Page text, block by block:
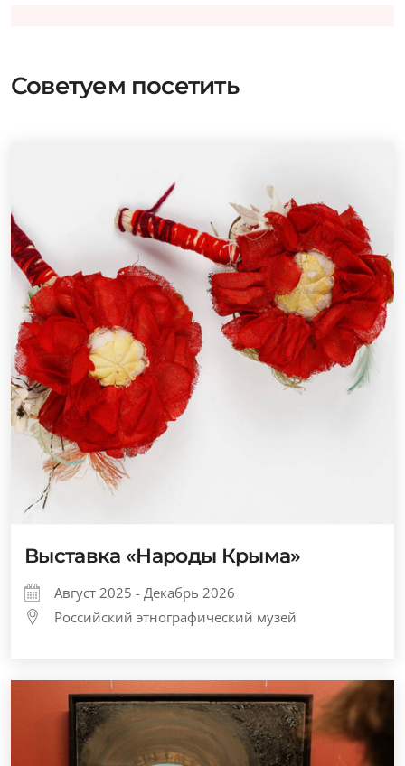
Советуем посетить
Выставка «Народы Крыма»
Август 2025 - Декабрь 2026
Российский этнографический музей